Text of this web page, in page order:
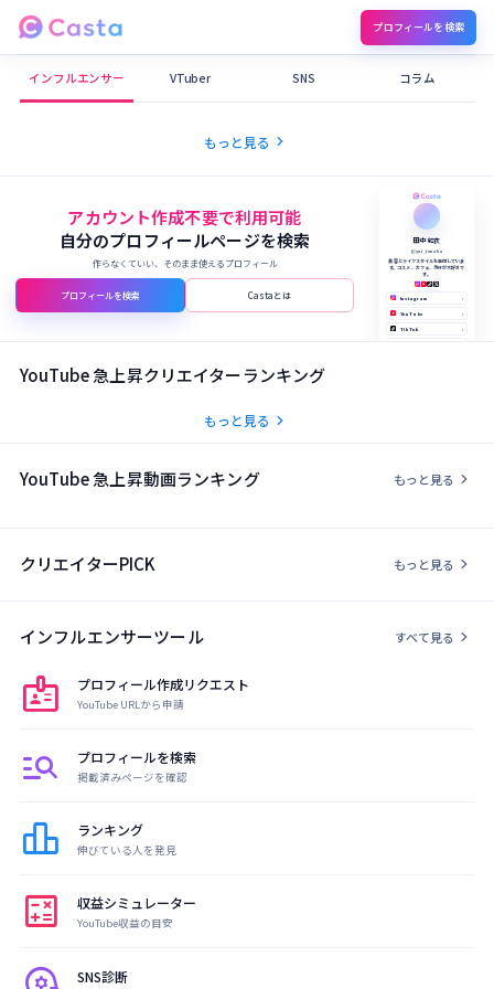
プロフィールを検索
Castaメディア
インフルエンサー VTuber SNS コラム
もっと見る chevron_right
アカウント作成不要で利用可能
自分のプロフィールページを検索
作らなくていい、そのまま使えるプロフィール
プロフィールを検索 Castaとは
田中 結衣
@yui_tanaka
美容とライフスタイルを発信していま
す。コスメ、カフェ、旅行が大好きで
す。
Instagram ›
YouTube ›
TikTok ›
YouTube 急上昇クリエイターランキング
もっと見る chevron_right
YouTube 急上昇動画ランキング もっと見る chevron_right
クリエイターPICK もっと見る chevron_right
インフルエンサーツール すべて見る chevron_right
badge プロフィール作成リクエスト
YouTube URLから申請
manage_search プロフィールを検索
掲載済みページを確認
leaderboard ランキング
伸びている人を発見
calculate 収益シミュレーター
YouTube収益の目安
SNS診断